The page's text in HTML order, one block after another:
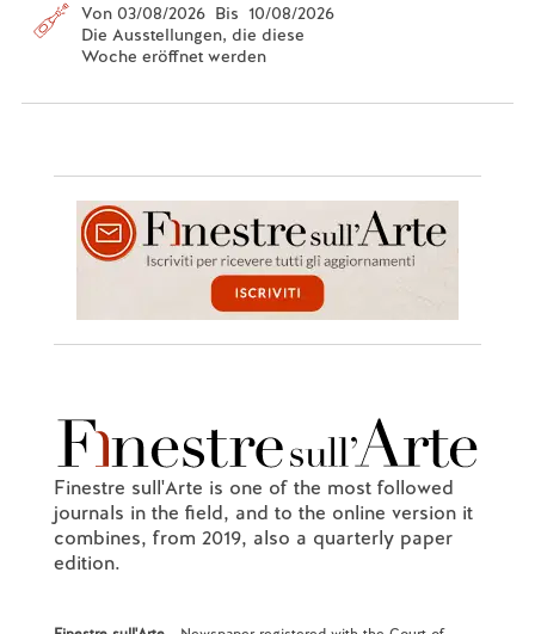
Von 03/08/2026 Bis 10/08/2026
Die Ausstellungen, die diese
Woche eröffnet werden
Finestre sull'Arte is one of the most followed
journals in the field, and to the online version it
combines, from 2019, also a quarterly paper
edition.